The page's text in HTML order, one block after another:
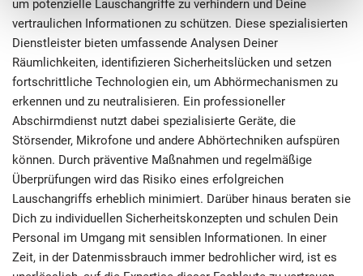
um potenzielle Lauschangriffe zu verhindern und Deine
vertraulichen Informationen zu schützen. Diese spezialisierten
Dienstleister bieten umfassende Analysen Deiner
Räumlichkeiten, identifizieren Sicherheitslücken und setzen
fortschrittliche Technologien ein, um Abhörmechanismen zu
erkennen und zu neutralisieren. Ein professioneller
Abschirmdienst nutzt dabei spezialisierte Geräte, die
Störsender, Mikrofone und andere Abhörtechniken aufspüren
können. Durch präventive Maßnahmen und regelmäßige
Überprüfungen wird das Risiko eines erfolgreichen
Lauschangriffs erheblich minimiert. Darüber hinaus beraten sie
Dich zu individuellen Sicherheitskonzepten und schulen Dein
Personal im Umgang mit sensiblen Informationen. In einer
Zeit, in der Datenmissbrauch immer bedrohlicher wird, ist es